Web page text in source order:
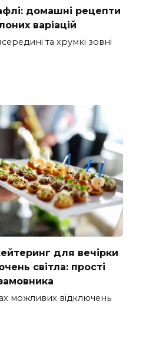
домашні рецепти
варіацій
та хрумкі зовні
для вечірки
світла: прості
можливих відключень